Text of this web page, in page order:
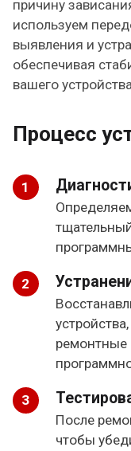
причину
используем
выявления и
обеспечивая
вашего устройства.
Процесс
ремонтные
После
чтобы